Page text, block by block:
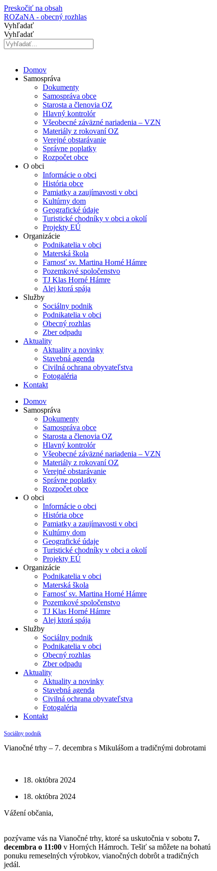
Preskočiť na obsah
ROZaNA - obecný rozhlas
Vyhľadať
Vyhľadať
Domov
Samospráva
Dokumenty
Samospráva obce
Starosta a členovia OZ
Hlavný kontrolór
Všeobecné záväzné nariadenia – VZN
Materiály z rokovaní OZ
Verejné obstarávanie
Správne poplatky
Rozpočet obce
O obci
Informácie o obci
História obce
Pamiatky a zaujímavosti v obci
Kultúrny dom
Geografické údaje
Turistické chodníky v obci a okolí
Projekty EÚ
Organizácie
Podnikatelia v obci
Materská škola
Farnosť sv. Martina Horné Hámre
Pozemkové spoločenstvo
TJ Klas Horné Hámre
Alej ktorá spája
Služby
Sociálny podnik
Podnikatelia v obci
Obecný rozhlas
Zber odpadu
Aktuality
Aktuality a novinky
Stavebná agenda
Civilná ochrana obyvateľstva
Fotogaléria
Kontakt
Domov
Samospráva
Dokumenty
Samospráva obce
Starosta a členovia OZ
Hlavný kontrolór
Všeobecné záväzné nariadenia – VZN
Materiály z rokovaní OZ
Verejné obstarávanie
Správne poplatky
Rozpočet obce
O obci
Informácie o obci
História obce
Pamiatky a zaujímavosti v obci
Kultúrny dom
Geografické údaje
Turistické chodníky v obci a okolí
Projekty EÚ
Organizácie
Podnikatelia v obci
Materská škola
Farnosť sv. Martina Horné Hámre
Pozemkové spoločenstvo
TJ Klas Horné Hámre
Alej ktorá spája
Služby
Sociálny podnik
Podnikatelia v obci
Obecný rozhlas
Zber odpadu
Aktuality
Aktuality a novinky
Stavebná agenda
Civilná ochrana obyvateľstva
Fotogaléria
Kontakt
Sociálny podnik
Vianočné trhy – 7. decembra s Mikulášom a tradičnými dobrotami
18. októbra 2024
18. októbra 2024
Vážení občania,
pozývame vás na Vianočné trhy, ktoré sa uskutočnia v sobotu 7.
decembra o 11:00 v Horných Hámroch. Tešiť sa môžete na bohatú
ponuku remeselných výrobkov, vianočných dobrôt a tradičných
jedál.